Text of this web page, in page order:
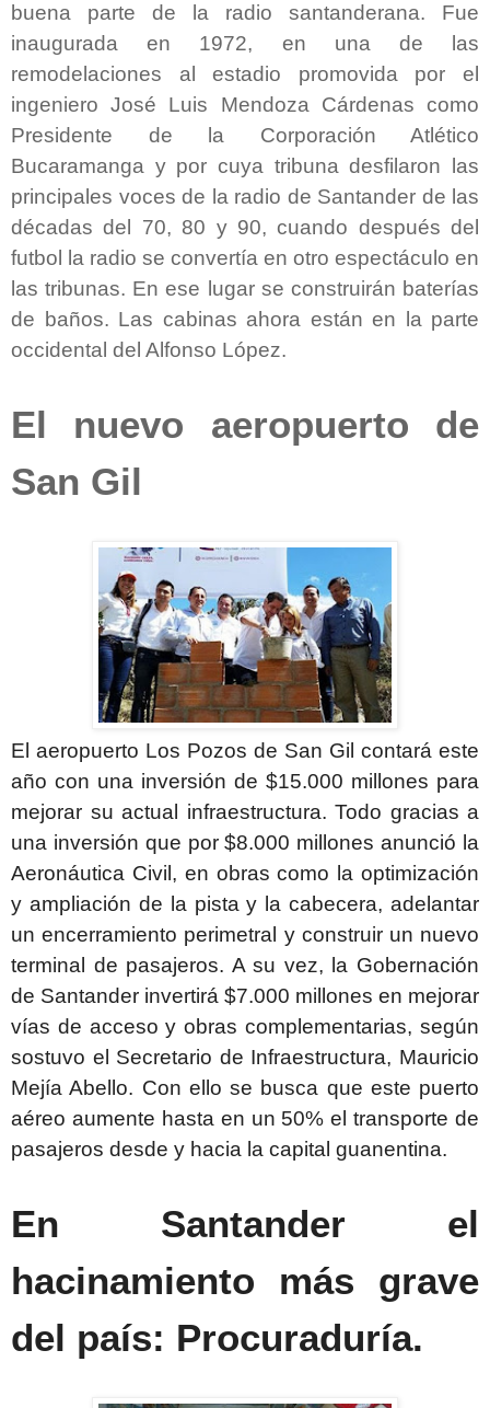
buena parte de la radio santanderana. Fue
inaugurada en 1972, en una de las
remodelaciones al estadio promovida por el
ingeniero José Luis Mendoza Cárdenas como
Presidente de la Corporación Atlético
Bucaramanga y por cuya tribuna desfilaron las
principales voces de la radio de Santander de las
décadas del 70, 80 y 90, cuando después del
futbol la radio se convertía en otro espectáculo en
las tribunas. En ese lugar se construirán baterías
de baños. Las cabinas ahora están en la parte
occidental del Alfonso López.
El nuevo aeropuerto de
San Gil
El aeropuerto Los Pozos de San Gil contará este
año con una inversión de $15.000 millones para
mejorar su actual infraestructura. Todo gracias a
una inversión que por $8.000 millones anunció la
Aeronáutica Civil, en obras como la optimización
y ampliación de la pista y la cabecera, adelantar
un encerramiento perimetral y construir un nuevo
terminal de pasajeros. A su vez, la Gobernación
de Santander invertirá $7.000 millones en mejorar
vías de acceso y obras complementarias, según
sostuvo el Secretario de Infraestructura, Mauricio
Mejía Abello. Con ello se busca que este puerto
aéreo aumente hasta en un 50% el transporte de
pasajeros desde y hacia la capital guanentina.
En Santander el
hacinamiento más grave
del país: Procuraduría.